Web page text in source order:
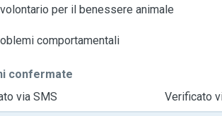
volontario per il benessere animale
comportamentali
confermate
via SMS
Verificato